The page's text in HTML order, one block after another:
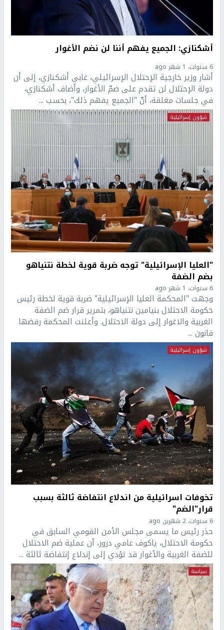
أشكنازي: الجميع يفهم أننا لن نضم الأغوار
6 سنوات، 1 شهر ago
أشار وزير خارجية الإحتلال الإسرائيلي، غابي أشكنازي، إلى أن
دولة الإحتلال لن تقدم على ضمّ الأغوار، وأضاف أشكنازي،
في جلسات مغلقة، أنّ "الجميع يفهم ذلك"، بحسب ...
شؤون إسرائيلية
"العليا الإسرائيلية" توجه ضربة قوية لخطة نتنياهو
بضم الضفة
6 سنوات، 1 شهر ago
وجهت "المحكمة العليا الإسرائيلية" ضربة قوية لخطة رئيس
حكومة الاحتلال بنيامين نتنياهو، بتمرير قرار ضم الضفة
الغربية والاغوار إلى دولة الاحتلال. وأعلنت المحكمة رفضها
قانون ...
شؤون إسرائيلية
تخوفات اسرائيلية من اندلاع انتفاضة ثالثة بسبب
قرار"الضم"
6 سنوات، 2 شهرين ago
حذر رئيس ما يسمى مجلس الأمن القومي السابق في
حكومة الاحتلال، ياكوف عامي درور، أن عملية ضم الاحتلال
للضفة الغربية والأغوار قد تؤدي إلى إندلاع إنتفاضة ثالثة ...
سياسة